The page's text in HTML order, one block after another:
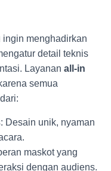
menghadirkan
detail teknis
Layanan all-in
semua
: Desain unik, nyaman
maskot yang
dengan audiens.